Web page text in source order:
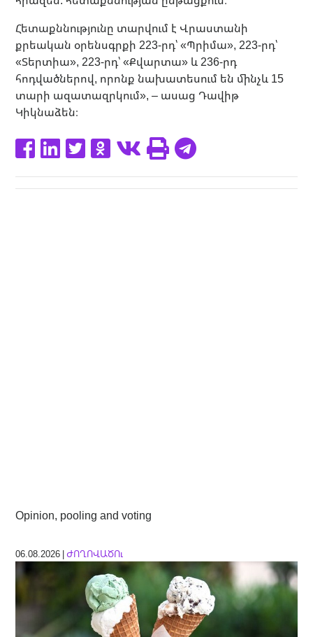
Հետաքննությունը տարվում է Վրաստանի
քրեական օրենսգրքի 223-րդ՝ «Պրիմա», 223-րդ՝
«Տերտիա», 223-րդ՝ «Քվարտա» և 236-րդ
հոդվածներով, որոնք նախատեսում են մինչև 15
տարի ազատազրկում», – ասաց Դավիթ
Կիկնաձեն։
Opinion, pooling and voting
06.08.2026 |ԺՈՂՈՎԱԾՈւ